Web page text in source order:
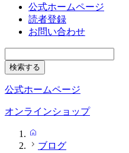
公式ホームページ
読者登録
お問い合わせ
公式ホームページ
オンラインショップ
ブログ